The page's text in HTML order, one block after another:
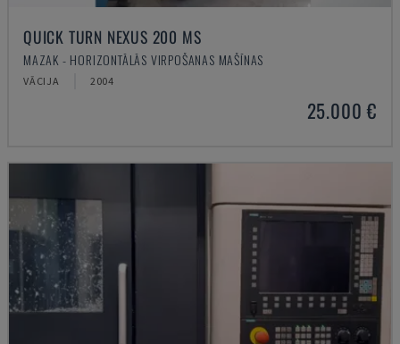
QUICK TURN NEXUS 200 MS
MAZAK - HORIZONTĀLĀS VIRPOŠANAS MAŠĪNAS
VĀCIJA 2004
25.000 €